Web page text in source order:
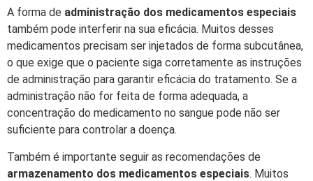
A forma de administração dos medicamentos especiais
também pode interferir na sua eficácia. Muitos desses
medicamentos precisam ser injetados de forma subcutânea,
o que exige que o paciente siga corretamente as instruções
de administração para garantir eficácia do tratamento. Se a
administração não for feita de forma adequada, a
concentração do medicamento no sangue pode não ser
suficiente para controlar a doença.
Também é importante seguir as recomendações de
armazenamento dos medicamentos especiais. Muitos